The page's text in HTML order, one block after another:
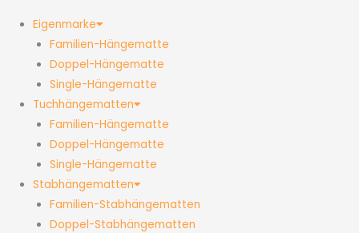
Eigenmarke
Familien-Hängematte
Doppel-Hängematte
Single-Hängematte
Tuchhängematten
Familien-Hängematte
Doppel-Hängematte
Single-Hängematte
Stabhängematten
Familien-Stabhängematten
Doppel-Stabhängematten